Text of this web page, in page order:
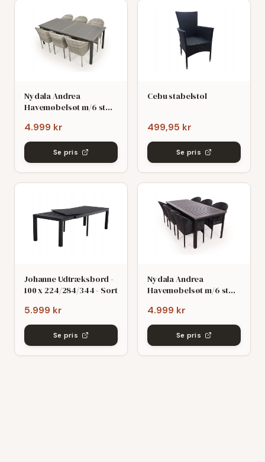
Nydala Andrea
Havemøbelsøt m/6 stole
grø
4.999 kr
Se pris
Cebu stabelstol
499,95 kr
Se pris
Johanne Udtræksbord -
100 x 224/284/344 - Sort
5.999 kr
Se pris
Nydala Andrea
Havemøbelsøt m/6 stole
grø/Sort
4.999 kr
Se pris